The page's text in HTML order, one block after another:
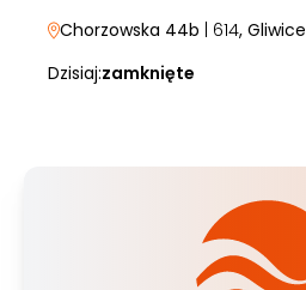
Chorzowska 44b | 614, Gliwice
Dzisiaj:zamknięte